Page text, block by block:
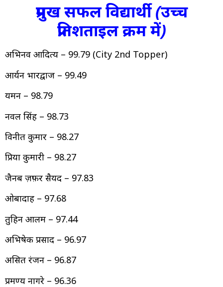
प्रमुख सफल विद्यार्थी (उच्च
प्रतिशताइल क्रम में)
अभिनव आदित्य – 99.79 (City 2nd Topper)
आर्यन भारद्वाज – 99.49
यमन – 98.79
नवल सिंह – 98.73
विनीत कुमार – 98.27
प्रिया कुमारी – 98.27
जैनब ज़फ़र सैयद – 97.83
ओबादाह – 97.68
तुहिन आलम – 97.44
अभिषेक प्रसाद – 96.97
असित रंजन – 96.87
प्रमण्य नागरे – 96.36